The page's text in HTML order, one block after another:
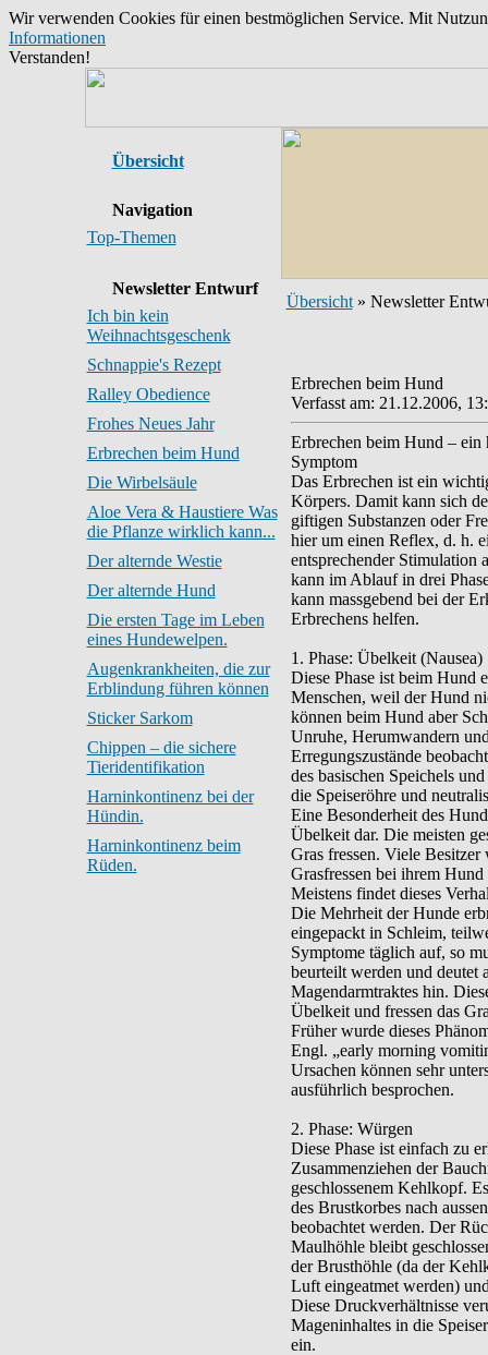
Wir verwenden Cookies für einen bestmöglichen Service. Mit
Informationen
Verstanden!
Übersicht
Navigation
Top-Themen
Newsletter Entwurf
Ich bin kein
Weihnachtsgeschenk
Schnappie's Rezept
Ralley Obedience
Frohes Neues Jahr
Erbrechen beim Hund
Die Wirbelsäule
Aloe Vera & Haustiere Was
die Pflanze wirklich kann...
Der alternde Westie
Der alternde Hund
Die ersten Tage im Leben
eines Hundewelpen.
Augenkrankheiten, die zur
Erblindung führen können
Sticker Sarkom
Chippen – die sichere
Tieridentifikation
Harninkontinenz bei der
Hündin.
Harninkontinenz beim
Rüden.
Übersicht» Newsletter
Erbrechen beim Hund
Verfasst am: 21.12.2006,
Erbrechen beim Hund – ein
Symptom
Das Erbrechen ist ein
Körpers. Damit kann sich
giftigen Substanzen oder
hier um einen Reflex, d. h.
entsprechender Stimulation
kann im Ablauf in drei
kann massgebend bei der
Erbrechens helfen.
1. Phase: Übelkeit (Nausea)
Diese Phase ist beim Hund
Menschen, weil der Hund
können beim Hund aber
Unruhe, Herumwandern
Erregungszustände
des basischen Speichels
die Speiseröhre und
Eine Besonderheit des
Übelkeit dar. Die meisten
Gras fressen. Viele
Grasfressen bei ihrem
Meistens findet dieses
Die Mehrheit der Hunde
eingepackt in Schleim,
Symptome täglich auf, so
beurteilt werden und deutet
Magendarmtraktes hin.
Übelkeit und fressen das
Früher wurde dieses
Engl. „early morning
Ursachen können sehr
ausführlich besprochen.
2. Phase: Würgen
Diese Phase ist einfach zu
Zusammenziehen der
geschlossenem Kehlkopf.
des Brustkorbes nach
beobachtet werden. Der
Maulhöhle bleibt
der Brusthöhle (da der
Luft eingeatmet werden)
Diese Druckverhältnisse
Mageninhaltes in die
ein.